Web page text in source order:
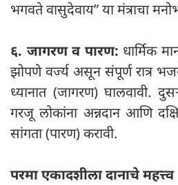
भगवते वासुदेवाय” या मंत्राचा
६. जागरण व पारण: धार्मिक
झोपणे वर्ज्य असून संपूर्ण रात्र
ध्यानात (जागरण) घालवावी.
गरजू लोकांना अन्नदान आणि
सांगता (पारण) करावी.
परमा एकादशीला दानाचे महत्त्व